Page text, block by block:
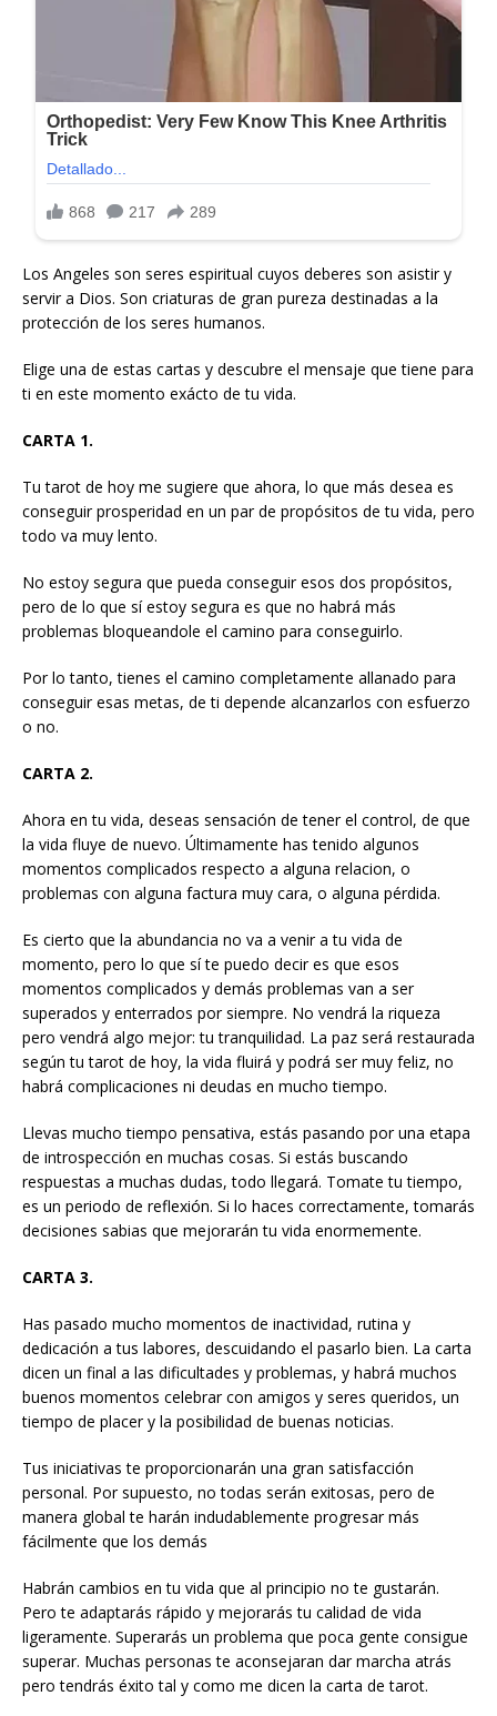
Los Angeles son seres espiritual cuyos deberes son asistir y
servir a Dios. Son criaturas de gran pureza destinadas a la
protección de los seres humanos.
Elige una de estas cartas y descubre el mensaje que tiene para
ti en este momento exácto de tu vida.
CARTA 1.
Tu tarot de hoy me sugiere que ahora, lo que más desea es
conseguir prosperidad en un par de propósitos de tu vida, pero
todo va muy lento.
No estoy segura que pueda conseguir esos dos propósitos,
pero de lo que sí estoy segura es que no habrá más
problemas bloqueandole el camino para conseguirlo.
Por lo tanto, tienes el camino completamente allanado para
conseguir esas metas, de ti depende alcanzarlos con esfuerzo
o no.
CARTA 2.
Ahora en tu vida, deseas sensación de tener el control, de que
la vida fluye de nuevo. Últimamente has tenido algunos
momentos complicados respecto a alguna relacion, o
problemas con alguna factura muy cara, o alguna pérdida.
Es cierto que la abundancia no va a venir a tu vida de
momento, pero lo que sí te puedo decir es que esos
momentos complicados y demás problemas van a ser
superados y enterrados por siempre. No vendrá la riqueza
pero vendrá algo mejor: tu tranquilidad. La paz será restaurada
según tu tarot de hoy, la vida fluirá y podrá ser muy feliz, no
habrá complicaciones ni deudas en mucho tiempo.
Llevas mucho tiempo pensativa, estás pasando por una etapa
de introspección en muchas cosas. Si estás buscando
respuestas a muchas dudas, todo llegará. Tomate tu tiempo,
es un periodo de reflexión. Si lo haces correctamente, tomarás
decisiones sabias que mejorarán tu vida enormemente.
CARTA 3.
Has pasado mucho momentos de inactividad, rutina y
dedicación a tus labores, descuidando el pasarlo bien. La carta
dicen un final a las dificultades y problemas, y habrá muchos
buenos momentos celebrar con amigos y seres queridos, un
tiempo de placer y la posibilidad de buenas noticias.
Tus iniciativas te proporcionarán una gran satisfacción
personal. Por supuesto, no todas serán exitosas, pero de
manera global te harán indudablemente progresar más
fácilmente que los demás
Habrán cambios en tu vida que al principio no te gustarán.
Pero te adaptarás rápido y mejorarás tu calidad de vida
ligeramente. Superarás un problema que poca gente consigue
superar. Muchas personas te aconsejaran dar marcha atrás
pero tendrás éxito tal y como me dicen la carta de tarot.